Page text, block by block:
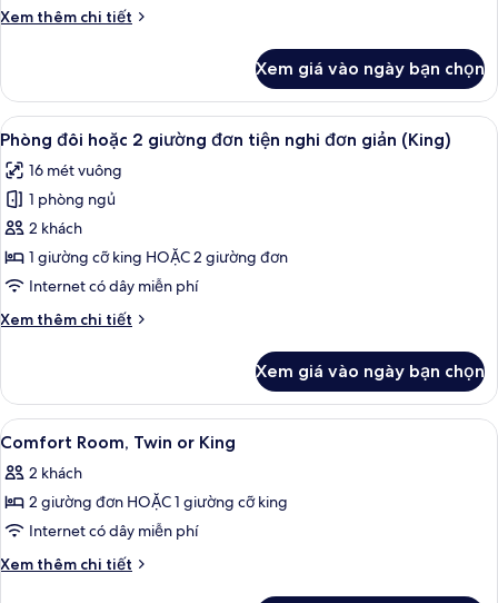
đình,
ngủ
Xem thêm chi tiết
Chi
Phòng
dành
cho
đình,
2
ngủ
Xem giá vào ngày bạn chọn
Xem
tất
cả
ảnh
Phòng
đôi
hoặc
giường
nghi
đơn
giản
(King)
Bộ đồ giường cao cấp, nệm có lớp
8
Phòng đôi hoặc 2 giường đơn tiện nghi đơn giản (King)
16 mét vuông
1 phòng ngủ
2 khách
1 giường cỡ king HOẶC 2 giường đơn
Internet có dây miễn phí
Xem thêm chi tiết
Chi
Phòng
đôi
hoặc
giường
đơn
nghi
đơn
giản
Xem giá vào ngày bạn chọn
Xem
tất
cả
ảnh
Comfort
Room,
Bộ đồ giường cao cấp, nệm có lớp
7
Comfort Room, Twin or King
2 khách
2 giường đơn HOẶC 1 giường cỡ king
Internet có dây miễn phí
Xem thêm chi tiết
Chi